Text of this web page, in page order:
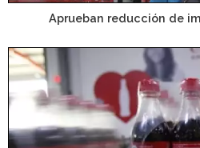
Aprueban reducción de